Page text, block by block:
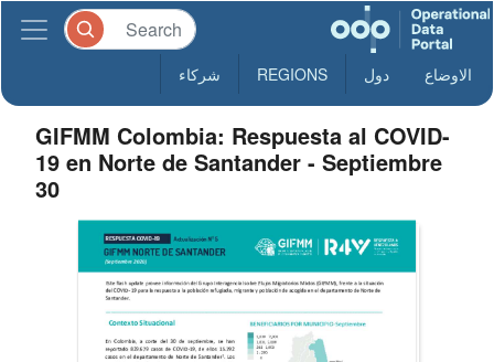
الاوضاع دول REGIONS شركاء
GIFMM Colombia: Respuesta al COVID-
19 en Norte de Santander - Septiembre
30